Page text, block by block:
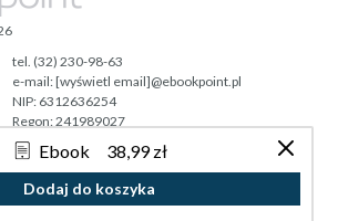
Ebook 38,99 zł
Dodaj do koszyka
Tonik.pl
tel. (32) 230-98-63
e-mail:[wyświetl email]@ebookpoint.pl
NIP: 6312636254
Regon: 241989027